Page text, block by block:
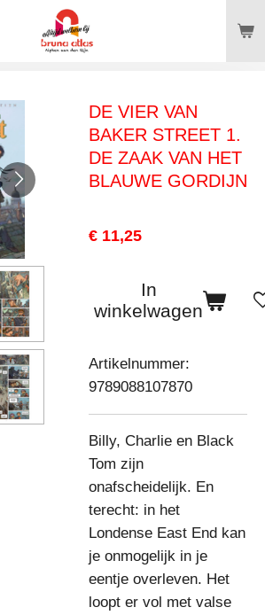
DE VIER VAN
BAKER STREET 1.
DE ZAAK VAN HET
BLAUWE GORDIJN
€ 11,25
In
winkelwagen
Artikelnummer:
9789088107870
Billy, Charlie en Black
Tom zijn
onafscheidelijk. En
terecht: in het
Londense East End kan
je onmogelijk in je
eentje overleven. Het
loopt er vol met valse